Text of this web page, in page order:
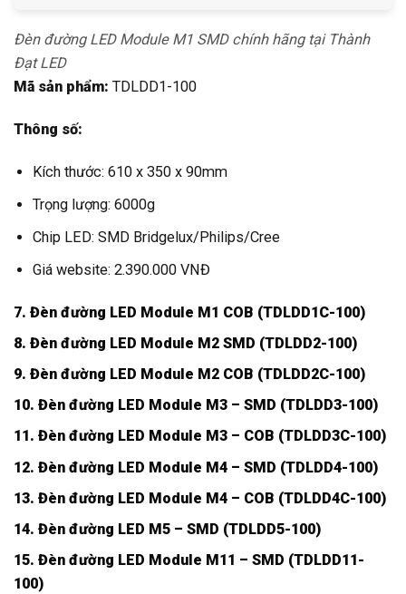
Đèn đường LED Module M1 SMD chính hãng tại Thành
Đạt LED
Mã sản phẩm: TDLDD1-100
Thông số:
Kích thước: 610 x 350 x 90mm
Trọng lượng: 6000g
Chip LED: SMD Bridgelux/Philips/Cree
Giá website: 2.390.000 VNĐ
7. Đèn đường LED Module M1 COB (TDLDD1C-100)
8. Đèn đường LED Module M2 SMD (TDLDD2-100)
9. Đèn đường LED Module M2 COB (TDLDD2C-100)
10. Đèn đường LED Module M3 – SMD (TDLDD3-100)
11. Đèn đường LED Module M3 – COB (TDLDD3C-100)
12. Đèn đường LED Module M4 – SMD (TDLDD4-100)
13. Đèn đường LED Module M4 – COB (TDLDD4C-100)
14. Đèn đường LED M5 – SMD (TDLDD5-100)
15. Đèn đường LED Module M11 – SMD (TDLDD11-
100)